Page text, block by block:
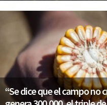
“Se dice que el campo no